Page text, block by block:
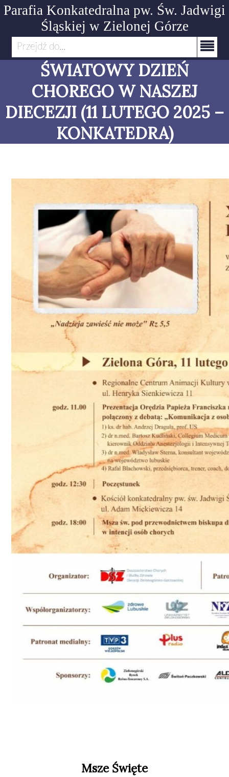
Parafia Konkatedralna pw. Św. Jadwigi
Śląskiej w Zielonej Górze
Przejdź do...
ŚWIATOWY DZIEŃ
CHOREGO W NASZEJ
DIECEZJI (11 LUTEGO 2025 –
KONKATEDRA)
Msze Święte